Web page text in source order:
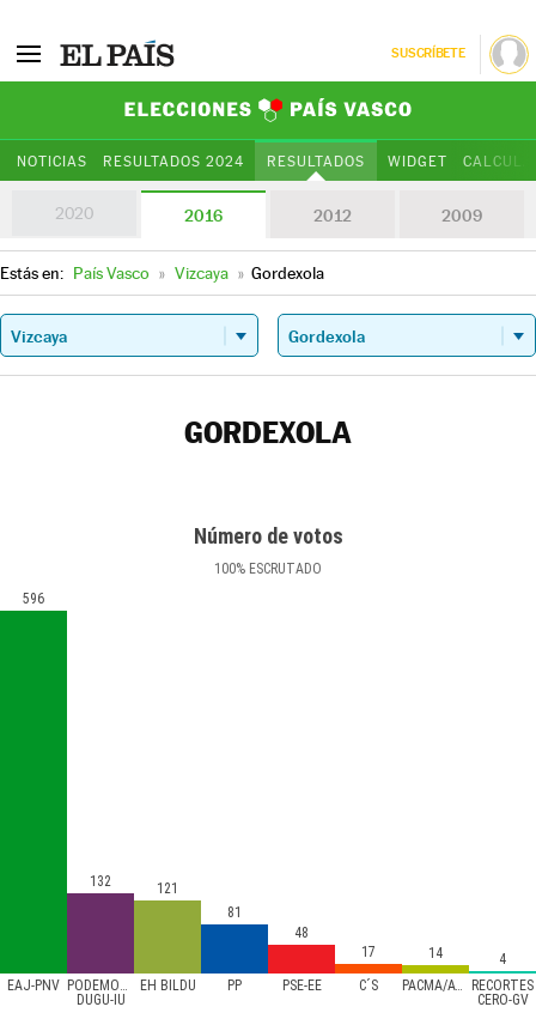
SUSCRÍBETE
NOTICIAS RESULTADOS 2024 RESULTADOS WIDGET
2020 2016 2012 2009
Estás en: País Vasco » Vizcaya » Gordexola
GORDEXOLA
Número de votos
100% ESCRUTADO
EAJ-PNV PODEMOS/AHAL
DUGU-IU
EH BILDU PP PSE-EE C´S PACMA/ATTKA
RECORTES
CERO-GV
596
132
121
81
48
17
14 4